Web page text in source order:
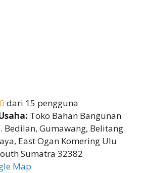
dari 15 pengguna
Toko Bahan Bangunan
Bedilan, Gumawang, Belitang
East Ogan Komering Ulu
Sumatra 32382
Map